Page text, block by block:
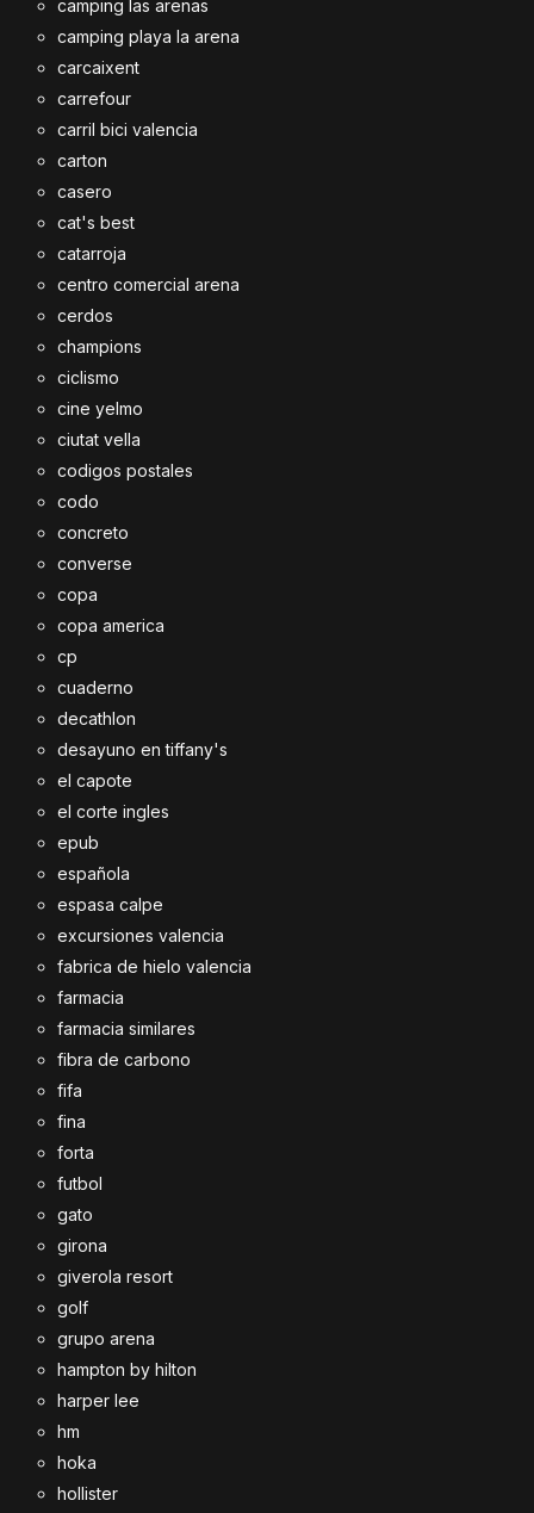
camping las arenas
camping playa la arena
carcaixent
carrefour
carril bici valencia
carton
casero
cat's best
catarroja
centro comercial arena
cerdos
champions
ciclismo
cine yelmo
ciutat vella
codigos postales
codo
concreto
converse
copa
copa america
cp
cuaderno
decathlon
desayuno en tiffany's
el capote
el corte ingles
epub
española
espasa calpe
excursiones valencia
fabrica de hielo valencia
farmacia
farmacia similares
fibra de carbono
fifa
fina
forta
futbol
gato
girona
giverola resort
golf
grupo arena
hampton by hilton
harper lee
hm
hoka
hollister